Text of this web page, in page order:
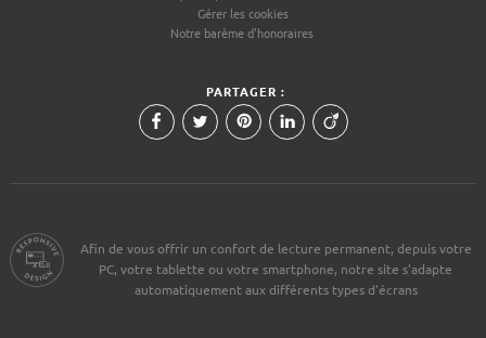
Gérer les cookies
Notre barème d'honoraires
PARTAGER :
Afin de vous offrir un confort de lecture permanent, depuis votre
PC, votre tablette ou votre smartphone, notre site s'adapte
automatiquement aux différents types d'écrans